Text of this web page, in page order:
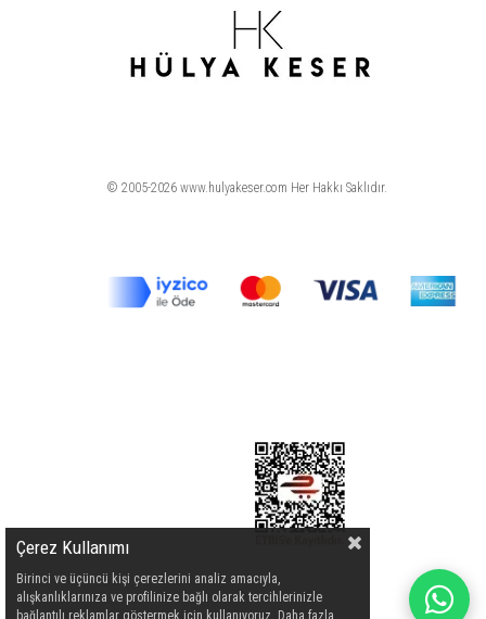
© 2005-2026 www.hulyakeser.com Her Hakkı Saklıdır.
Çerez Kullanımı
Birinci ve üçüncü kişi çerezlerini analiz amacıyla,
alışkanlıklarınıza ve profilinize bağlı olarak tercihlerinizle
bağlantılı reklamlar göstermek için kullanıyoruz. Daha fazla